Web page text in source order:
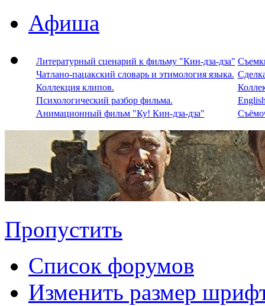
Афиша
Литературный сценарий к фильму "Кин-дза-дза"
Чатлано-пацакский словарь и этимология языка.
Коллекция клипов.
Психологический разбор фильма.
Анимационный фильм "Ку! Кин-дза-дза"
Пропустить
Список форумов
Изменить размер